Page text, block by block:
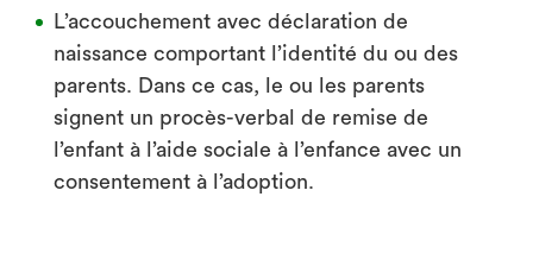
L’accouchement avec déclaration de
naissance comportant l’identité du ou des
parents. Dans ce cas, le ou les parents
signent un procès-verbal de remise de
l’enfant à l’aide sociale à l’enfance avec un
consentement à l’adoption.